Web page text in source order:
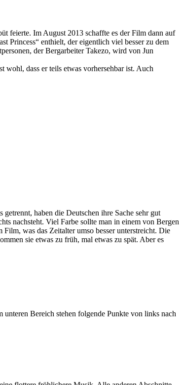
feierte. Im August 2013 schaffte es der Film dann auf
Princess“ enthielt, der eigentlich viel besser zu dem
der Bergarbeiter Takezo, wird von Jun
dass er teils etwas vorhersehbar ist. Auch
haben die Deutschen ihre Sache sehr gut
nachsteht. Viel Farbe sollte man in einem von Bergen
was das Zeitalter umso besser unterstreicht. Die
sie etwas zu früh, mal etwas zu spät. Aber es
Bereich stehen folgende Punkte von links nach